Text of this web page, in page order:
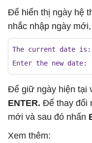
Để hiển thị ngày hệ
nhắc nhập ngày
The current date is:
Enter the new date:
Để giữ ngày hiện tại
ENTER. Để thay đổi
mới và sau đó nhấn
Xem thêm: